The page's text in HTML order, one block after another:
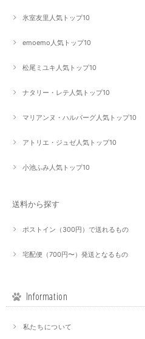
氷室友里人気トップ10
emoemo人気トップ10
松尾ミユキ人気トップ10
ナタリー・レテ人気トップ10
マリアンヌ・ハルバーグ人気トップ10
アトリエ・ジュゼ人気トップ10
小池ふみ人気トップ10
送料から探す
ポストイン（300円）で送れるもの
宅配便（700円〜）発送となるもの
Information
私たちについて